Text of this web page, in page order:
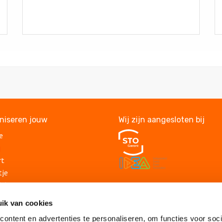
van cookies
en advertenties te personaliseren, om functies voor
jouw Wij zijn aangesloten bij
Privacy statement